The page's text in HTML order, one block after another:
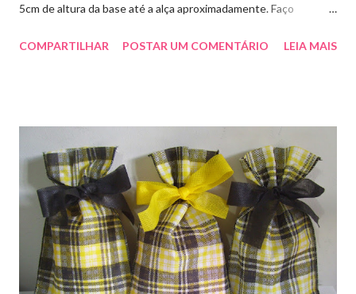
5cm de altura da base até a alça aproximadamente. Faço
enfeitar sua festa!!! artesmania1@hotmail.com
COMPARTILHAR POSTAR UM COMENTÁRIO LEIA MAIS